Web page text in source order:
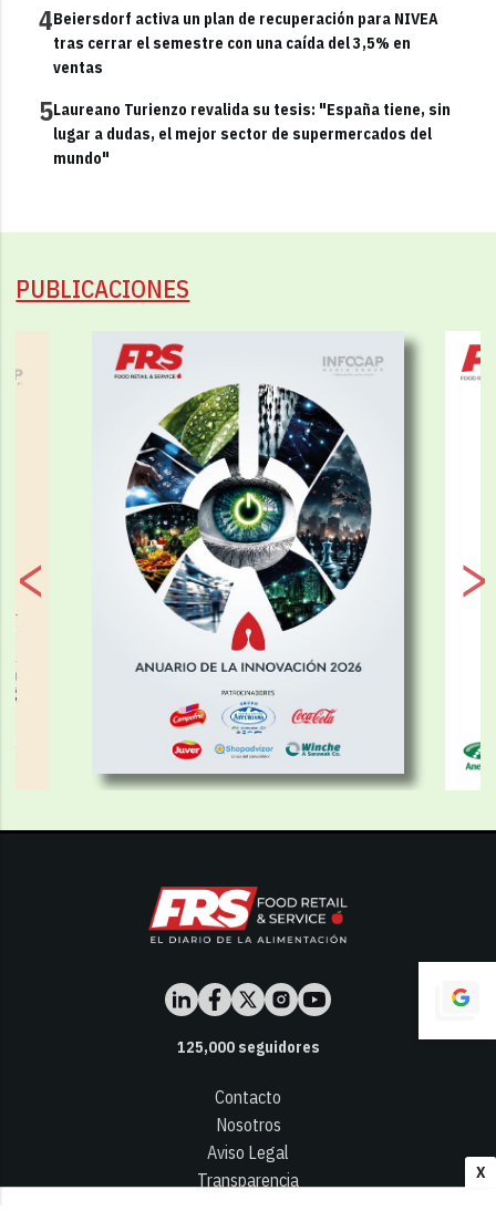
X
4Beiersdorf activa un plan de recuperación para NIVEA
tras cerrar el semestre con una caída del 3,5% en
ventas
5Laureano Turienzo revalida su tesis: "España tiene, sin
lugar a dudas, el mejor sector de supermercados del
mundo"
PUBLICACIONES
125,000seguidores
Contacto
Nosotros
Aviso Legal
Transparencia